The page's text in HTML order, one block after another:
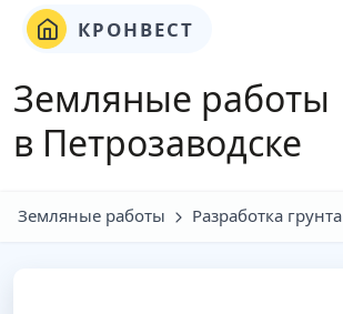
КРОНВЕСТ
Земляные работы
в Петрозаводске
Земляные работы Разработка грунта